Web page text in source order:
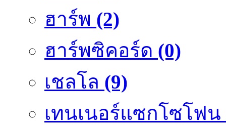
ฮาร์พ (2)
ฮาร์พซิคอร์ด (0)
เชลโล (9)
เทนเนอร์แซกโซโฟน